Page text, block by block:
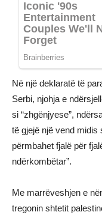
Në një deklaratë të
Serbi, njohja e
si “zhgënjyese”,
të gjejë një vend midis
përmbahet fjalë për
ndërkombëtar”.
Me marrëveshjen e
tregonin shtetit